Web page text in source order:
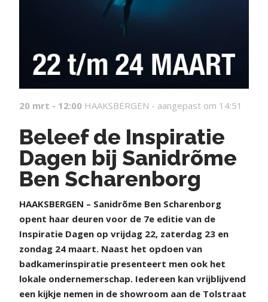
20 mrt - 12:00 HAAKSBERGEN - aangepast om 14:51
Beleef de Inspiratie
Dagen bij Sanidrõme
Ben Scharenborg
HAAKSBERGEN – Sanidrõme Ben Scharenborg
opent haar deuren voor de 7e editie van de
Inspiratie Dagen op vrijdag 22, zaterdag 23 en
zondag 24 maart. Naast het opdoen van
badkamerinspiratie presenteert men ook het
lokale ondernemerschap. Iedereen kan vrijblijvend
een kijkje nemen in de showroom aan de Tolstraat